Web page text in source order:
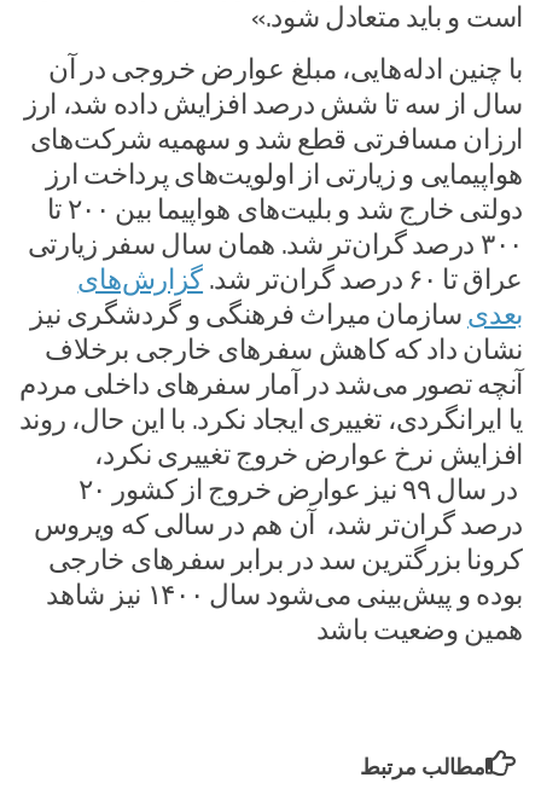
است و باید متعادل شود.»
با چنین ادله‌هایی، مبلغ عوارض خروجی در آن
سال از سه تا شش درصد افزایش داده شد، ارز
ارزان مسافرتی قطع شد و سهمیه شرکت‌های
هواپیمایی و زیارتی از اولویت‌های پرداخت ارز
دولتی خارج شد و بلیت‌های هواپیما بین ۲۰۰ تا
۳۰۰ درصد گران‌تر شد. همان سال سفر زیارتی
عراق تا ۶۰ درصد گران‌تر شد.
گزارش‌های
بعدی سازمان میراث فرهنگی و گردشگری نیز
نشان داد که کاهش سفرهای خارجی برخلاف
آنچه تصور می‌شد در آمار سفرهای داخلی مردم
یا ایرانگردی، تغییری ایجاد نکرد. با این حال، روند
افزایش نرخ عوارض خروج تغییری نکرد،
در سال ۹۹ نیز عوارض خروج از کشور ۲۰
درصد گران‌تر شد، آن هم در سالی که ویروس
کرونا بزرگترین سد در برابر سفرهای خارجی
بوده و پیش‌بینی می‌شود سال ۱۴۰۰ نیز شاهد
همین وضعیت باشد
مطالب مرتبط